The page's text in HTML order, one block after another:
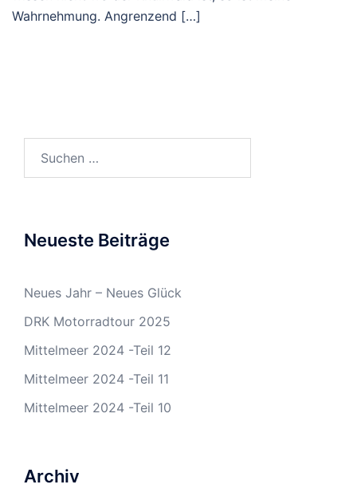
Wahrnehmung. Angrenzend […]
nach:
Neueste Beiträge
Neues Jahr – Neues Glück
DRK Motorradtour 2025
Mittelmeer 2024 -Teil 12
Mittelmeer 2024 -Teil 11
Mittelmeer 2024 -Teil 10
Archiv